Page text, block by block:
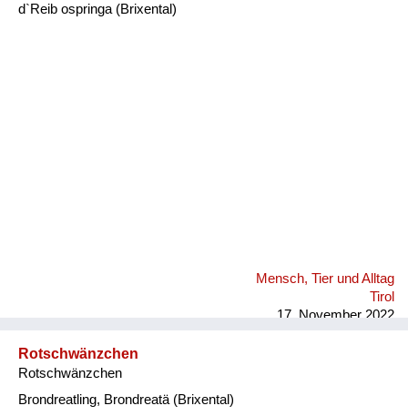
d`Reib ospringa (Brixental)
Mensch, Tier und Alltag
Tirol
17. November 2022
Rotschwänzchen
Rotschwänzchen
Brondreatling, Brondreatä (Brixental)